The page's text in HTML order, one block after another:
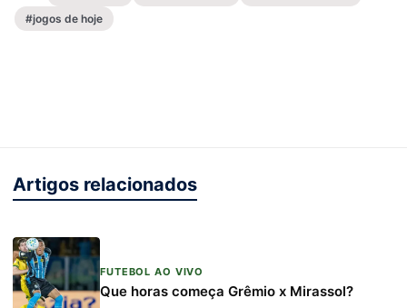
#jogos de hoje
Artigos relacionados
FUTEBOL AO VIVO
Que horas começa Grêmio x Mirassol?